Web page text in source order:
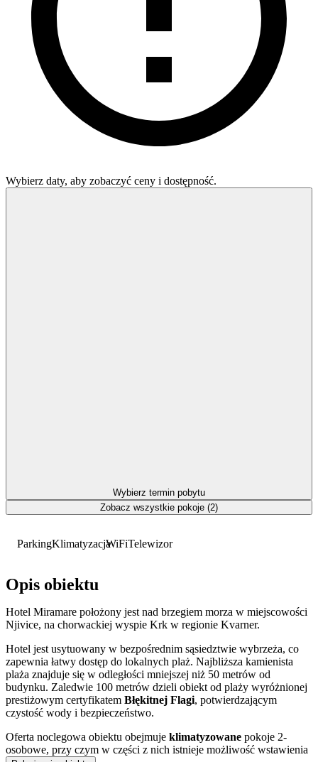
ParkingKlimatyzacjaWiFiTelewizor
Opis obiektu
Hotel Miramare położony jest nad brzegiem morza w miejscowości
Njivice, na chorwackiej wyspie Krk w regionie Kvarner.
Hotel jest usytuowany w bezpośrednim sąsiedztwie wybrzeża, co
zapewnia łatwy dostęp do lokalnych plaż. Najbliższa kamienista
plaża znajduje się w odległości mniejszej niż 50 metrów od
budynku. Zaledwie 100 metrów dzieli obiekt od plaży wyróżnionej
prestiżowym certyfikatem Błękitnej Flagi, potwierdzającym
czystość wody i bezpieczeństwo.
Oferta noclegowa obiektu obejmuje klimatyzowane pokoje 2-
osobowe, przy czym w części z nich istnieje możliwość wstawienia
Wybierz daty, aby zobaczyć ceny i dostępność.
Wybierz termin pobytu
Zobacz wszystkie pokoje (2)